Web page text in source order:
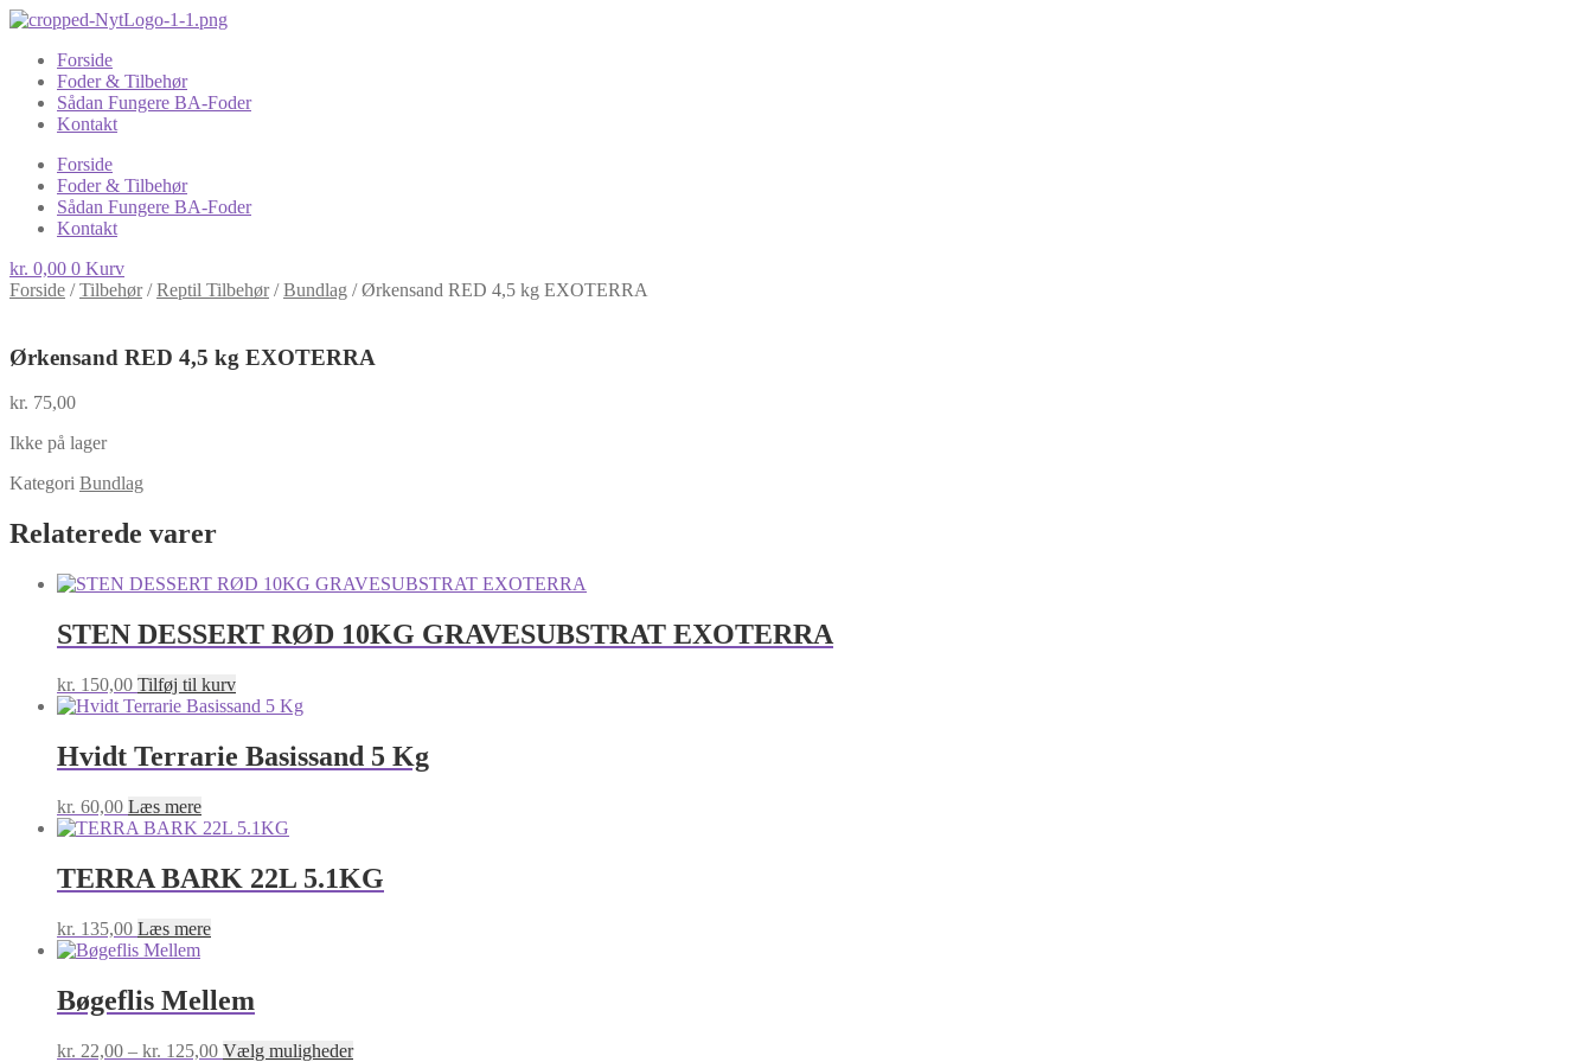
Forside
Foder & Tilbehør
Sådan Fungere BA-Foder
Kontakt
Forside
Foder & Tilbehør
Sådan Fungere BA-Foder
Kontakt
kr. 0,00 0 Kurv
Forside /Tilbehør/Reptil Tilbehør/Bundlag /Ørkensand RED 4,5 kg EXOTERRA
Ørkensand RED 4,5 kg EXOTERRA
kr. 75,00
Ikke på lager
Kategori Bundlag
Relaterede varer
STEN DESSERT RØD 10KG GRAVESUBSTRAT EXOTERRA
kr. 150,00 Tilføj til kurv
Hvidt Terrarie Basissand 5 Kg
kr. 60,00 Læs mere
TERRA BARK 22L 5.1KG
kr. 135,00 Læs mere
Bøgeflis Mellem
kr. 22,00 – kr. 125,00Prisinterval:
Vælg mulighederDette